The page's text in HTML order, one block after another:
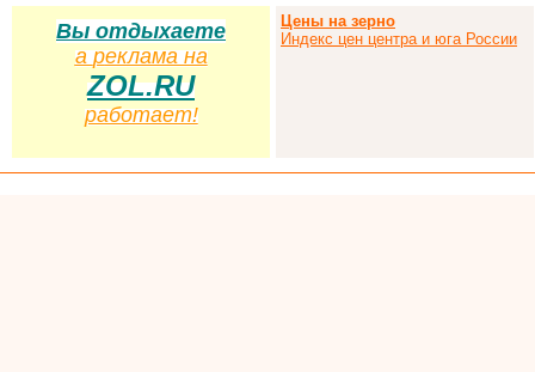
Вы отдыхаете
ареклама на
ZOL.RU
работает!
Цены на зерно
Индекс цен центра и юга России